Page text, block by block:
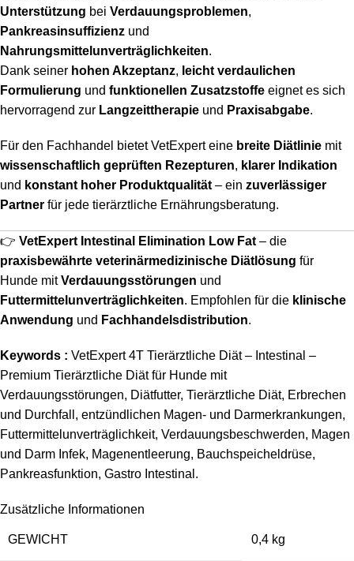
Unterstützung bei Verdauungsproblemen,
Pankreasinsuffizienz und
Nahrungsmittelunverträglichkeiten.
Dank seiner hohen Akzeptanz, leicht verdaulichen
Formulierung und funktionellen Zusatzstoffe eignet es sich
hervorragend zur Langzeittherapie und Praxisabgabe.
Für den Fachhandel bietet VetExpert eine breite Diätlinie mit
wissenschaftlich geprüften Rezepturen, klarer Indikation
und konstant hoher Produktqualität – ein zuverlässiger
Partner für jede tierärztliche Ernährungsberatung.
👉 VetExpert Intestinal Elimination Low Fat – die
praxisbewährte veterinärmedizinische Diätlösung für
Hunde mitVerdauungsstörungen und
Futtermittelunverträglichkeiten. Empfohlen für die klinische
Anwendung und Fachhandelsdistribution.
Keywords : VetExpert 4T Tierärztliche Diät – Intestinal –
Premium Tierärztliche Diät für Hunde mit
Verdauungsstörungen, Diätfutter, Tierärztliche Diät, Erbrechen
und Durchfall, entzündlichen Magen- und Darmerkrankungen,
Futtermittelunverträglichkeit, Verdauungsbeschwerden, Magen
und Darm Infek, Magenentleerung, Bauchspeicheldrüse,
Pankreasfunktion, Gastro Intestinal.
Zusätzliche Informationen
GEWICHT 0,4 kg